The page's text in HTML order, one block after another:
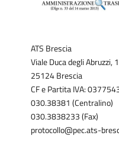
ATS Brescia
Viale Duca degli Abruzzi,
25124 Brescia
CF e Partita IVA:
030.38381 (Centralino)
030.3838233 (Fax)
protocollo@pec.ats-